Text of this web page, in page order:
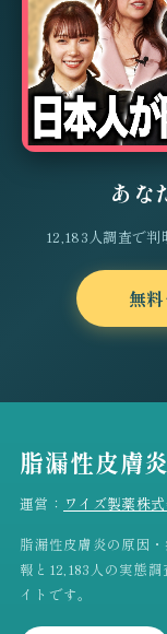
あな
12,183人調査で
無
脂漏性皮膚
運営： ワイズ製薬株
脂漏性皮膚炎の原因
報と12,183人の実態
イトです。